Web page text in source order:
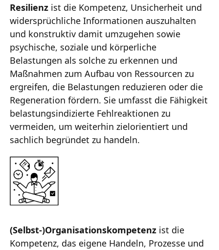
Resilienz ist die Kompetenz, Unsicherheit und
widersprüchliche Informationen auszuhalten
und konstruktiv damit umzugehen sowie
psychische, soziale und körperliche
Belastungen als solche zu erkennen und
Maßnahmen zum Aufbau von Ressourcen zu
ergreifen, die Belastungen reduzieren oder die
Regeneration fördern. Sie umfasst die Fähigkeit
belastungsindizierte Fehlreaktionen zu
vermeiden, um weiterhin zielorientiert und
sachlich begründet zu handeln.
(Selbst-)Organisationskompetenz ist die
Kompetenz, das eigene Handeln, Prozesse und